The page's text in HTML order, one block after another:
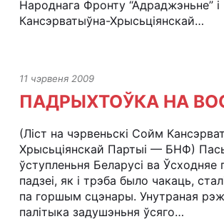
Народнага Фронту “Адраджэньне” і
Кансэрватыўна-Хрысьціянскай…
11 чэрвеня 2009
ПАДРЫХТОЎКА НА
(Ліст на чэрвеньскі Сойм
Хрысьціянскай Партыі — БНФ)
ўступленьня Беларусі ва Ўсходняе
падзеі, як і трэба было чакаць,
па горшым сцэнары. Унутраная
палітыка задушэньня ўсяго…